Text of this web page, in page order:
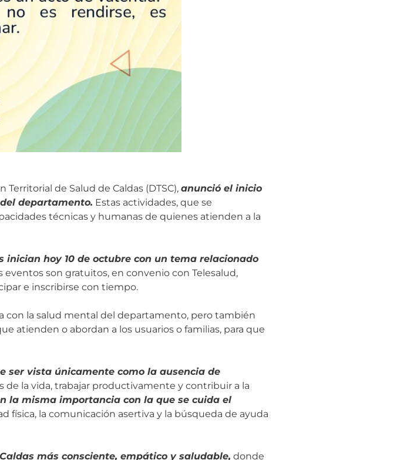
de Salud de Caldas (DTSC), anunció el inicio
departamento. Estas actividades, que se
técnicas y humanas de quienes atienden a la
inician hoy 10 de octubre con un tema relacionado
eventos son gratuitos, en convenio con Telesalud,
e inscribirse con tiempo.
con la salud mental del departamento, pero también
atienden o abordan a los usuarios o familias, para que
ser vista únicamente como la ausencia de
la vida, trabajar productivamente y contribuir a la
la misma importancia con la que se cuida el
física, la comunicación asertiva y la búsqueda de ayuda
más consciente, empático y saludable, donde